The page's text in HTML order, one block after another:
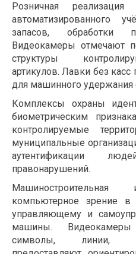
Розничная
автоматизированного
запасов, обработки
Видеокамеры отмечают
структуры
артикулов. Лавки без
для машинного
Комплексы охраны
биометрическим
контролируемые
муниципальные
аутентификации
правонарушений.
Машиностроительная
компьютерное зрение в
управляющему и
машины.
символы, линии,